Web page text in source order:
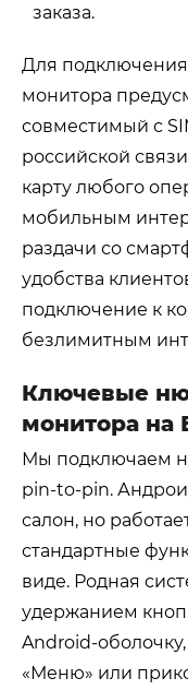
заказа.
Для подключения
монитора
совместимый с
российской
карту любого
мобильным
раздачи со
удобства
подключение к
безлимитным
Ключевые
монитора на
Мы подключаем
pin-to-pin.
салон, но
стандартные
виде. Родная
удержанием
Android-
«Меню» или